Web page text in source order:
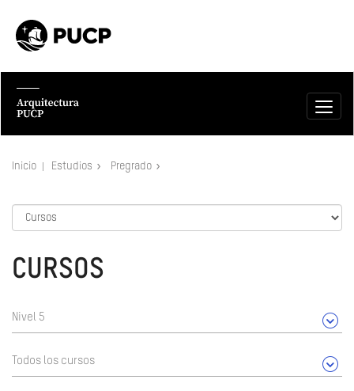
Inicio Estudios Pregrado
CURSOS
Nivel 5
Todos los cursos